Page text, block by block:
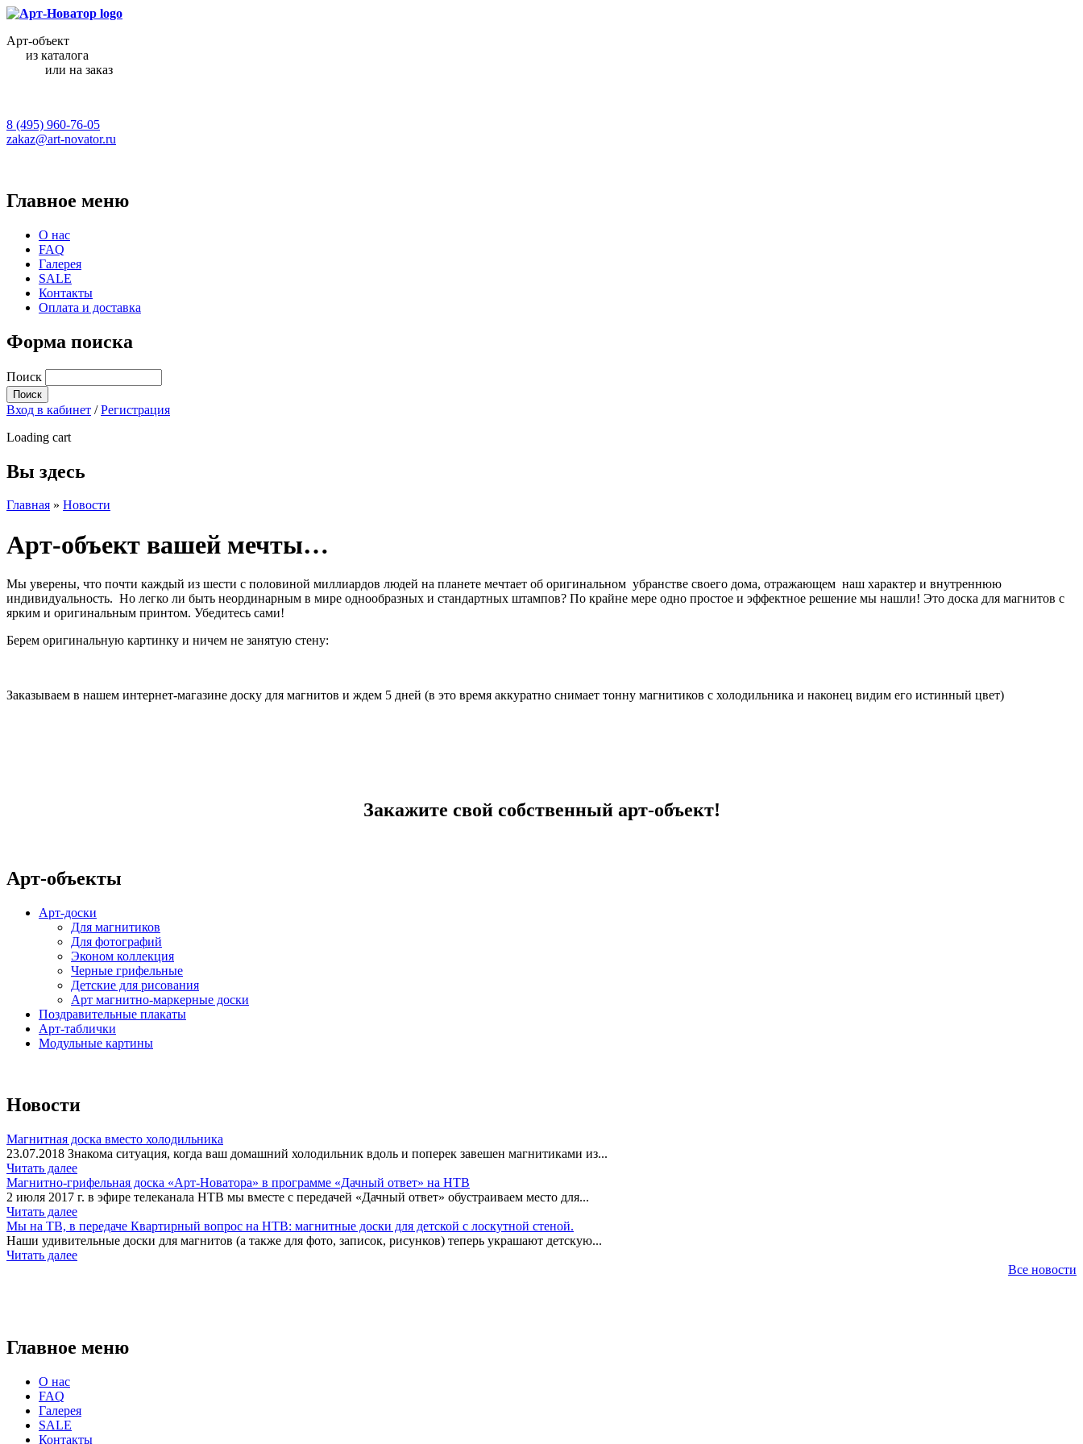
Арт-объект
из каталога
или на заказ
8 (495) 960-76-05
zakaz@art-novator.ru
Главное меню
О нас
FAQ
Галерея
SALE
Контакты
Оплата и доставка
Форма поиска
Поиск
Вход в кабинет /Регистрация
Loading cart
Вы здесь
Главная » Новости
Арт-объект вашей мечты…
Мы уверены, что почти каждый из шести с половиной миллиардов людей на планете мечтает об оригинальном убранстве своего дома, отражающем наш характер и внутреннюю
индивидуальность. Но легко ли быть неординарным в мире однообразных и стандартных штампов? По крайне мере одно простое и эффектное решение мы нашли! Это доска для магнитов с
ярким и оригинальным принтом. Убедитесь сами!
Берем оригинальную картинку и ничем не занятую стену:
Заказываем в нашем интернет-магазине доску для магнитов и ждем 5 дней (в это время аккуратно снимает тонну магнитиков с холодильника и наконец видим его истинный цвет)
Закажите свой собственный арт-объект!
Арт-объекты
Арт-доски
Для магнитиков
Для фотографий
Эконом коллекция
Черные грифельные
Детские для рисования
Арт магнитно-маркерные доски
Поздравительные плакаты
Арт-таблички
Модульные картины
Новости
Магнитная доска вместо холодильника
23.07.2018 Знакома ситуация, когда ваш домашний холодильник вдоль и поперек завешен магнитиками из...
Читать далее
Магнитно-грифельная доска «Арт-Новатора» в программе «Дачный ответ» на НТВ
2 июля 2017 г. в эфире телеканала НТВ мы вместе с передачей «Дачный ответ» обустраиваем место для...
Читать далее
Мы на ТВ, в передаче Квартирный вопрос на НТВ: магнитные доски для детской с лоскутной стеной.
Наши удивительные доски для магнитов (а также для фото, записок, рисунков) теперь украшают детскую...
Читать далее
Все новости
Главное меню
О нас
FAQ
Галерея
SALE
Контакты